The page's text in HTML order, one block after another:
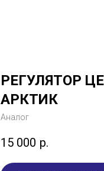
РЕГУЛЯТОР
АРКТИК
Аналог
15 000 р.